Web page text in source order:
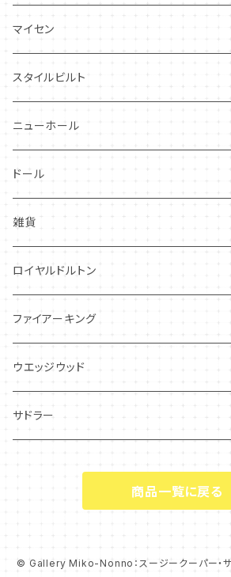
プランタン
グレンミスト
スワンシースプレイ
グレイ社
グレイリーフ
レヴェリー
フローラル
フレグランス
シーアネモネ
エンドン
FAVORI
CIBON
マイセン
スタイルビルト
ニューホール
ドール
雑貨
キーホルダー
アンティーク・カード
アクセサリー
ロイヤルドルトン
スタッフォードシャードッグ
ファイアーキング
ウエッジウッド
ジャスパー
サドラー
商品一覧に戻る
© Gallery Miko-Nonno：スージークーパー・サ